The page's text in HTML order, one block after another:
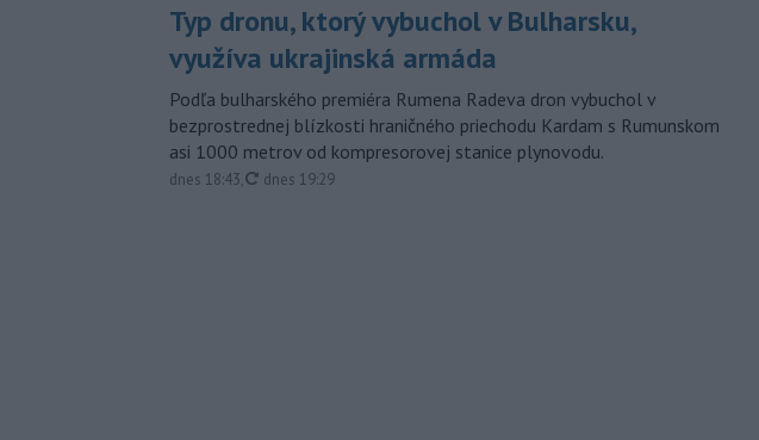
Typ dronu, ktorý vybuchol v Bulharsku,
využíva ukrajinská armáda
Podľa bulharského premiéra Rumena Radeva dron vybuchol v
bezprostrednej blízkosti hraničného priechodu Kardam s Rumunskom
asi 1000 metrov od kompresorovej stanice plynovodu.
dnes 18:43, aktualizované
dnes 19:29